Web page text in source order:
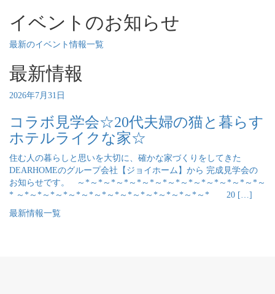
イベントのお知らせ
最新のイベント情報一覧
最新情報
2026年7月31日
コラボ見学会☆20代夫婦の猫と暮らす
ホテルライクな家☆
住む人の暮らしと思いを大切に、確かな家づくりをしてきた
DEARHOMEのグループ会社【ジョイホーム】から 完成見学会の
お知らせです。 ～*～*～*～*～*～*～*～*～*～*～*～*～*～*～
* ～*～*～*～*～*～*～*～*～*～*～*～*～*～*～* 20 […]
最新情報一覧